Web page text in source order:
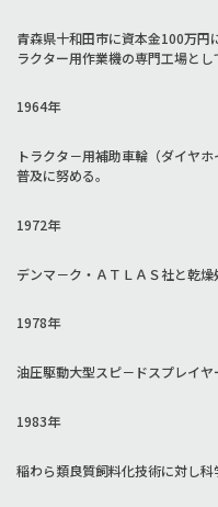
青森県十和田市に資本金100万円
ラクター用作業機の専門工場とし
1964年
トラクタ－用補助車輪（ダイヤ
普及に努める。
1972年
デンマ－ク・ＡＴＬＡＳ社と乾燥
1978年
油圧駆動大型スピ－ドスプレイヤ
1983年
稲わら類良質飼料化技術に対し科